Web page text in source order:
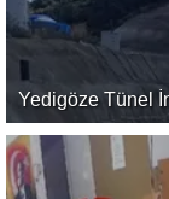
Yedigöze Tünel